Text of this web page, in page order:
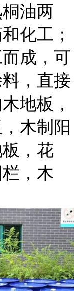
油两
化工；
成，可
，直接
地板，
木制阳
，花
，木